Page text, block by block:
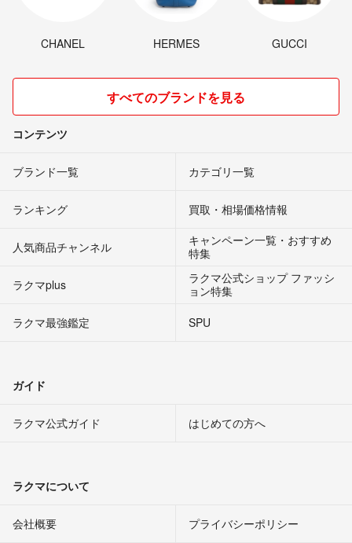
CHANEL HERMES GUCCI
すべてのブランドを見る
コンテンツ
ブランド一覧 カテゴリ一覧
ランキング 買取・相場価格情報
人気商品チャンネル
キャンペーン一覧・おすすめ
特集
ラクマplus
ラクマ公式ショップ ファッシ
ョン特集
ラクマ最強鑑定
SPU
ガイド
ラクマ公式ガイド はじめての方へ
ラクマについて
会社概要 プライバシーポリシー